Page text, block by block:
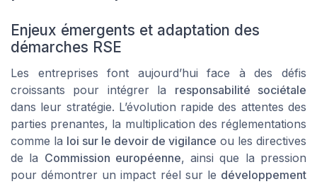
Enjeux émergents et adaptation des
démarches RSE
Les entreprises font aujourd’hui face à des défis
croissants pour intégrer la responsabilité sociétale
dans leur stratégie. L’évolution rapide des attentes des
parties prenantes, la multiplication des réglementations
comme la loi sur le devoir de vigilance ou les directives
de la Commission européenne, ainsi que la pression
pour démontrer un impact réel sur le développement